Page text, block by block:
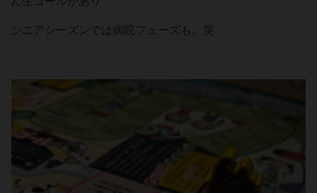
シニアシーズンでは病院フェーズも。笑